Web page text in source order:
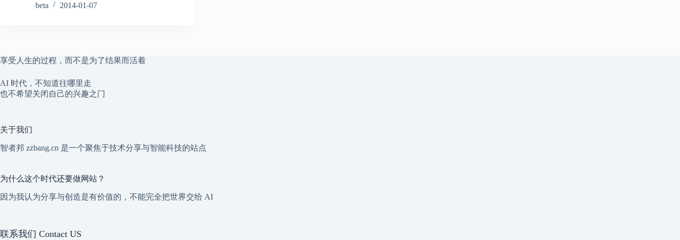
beta
2014-01-07
享受人生的过程，而不是为了结果而活着
AI 时代，不知道往哪里走
也不希望关闭自己的兴趣之门
关于我们
智者邦 zzbang.cn 是一个聚焦于技术分享与智能科技的站点
为什么这个时代还要做网站？
因为我认为分享与创造是有价值的，不能完全把世界交给 AI
联系我们 Contact US